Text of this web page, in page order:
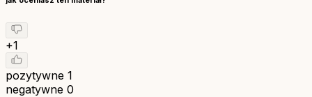
+1
pozytywne 1
negatywne 0